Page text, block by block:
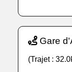
Gare
(Trajet :